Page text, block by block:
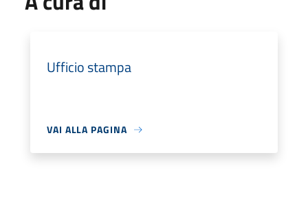
Ufficio stampa
VAI ALLA PAGINA